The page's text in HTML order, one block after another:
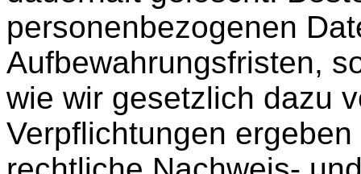
personenbezogenen
Aufbewahrungsfristen,
wie wir gesetzlich dazu
Verpflichtungen